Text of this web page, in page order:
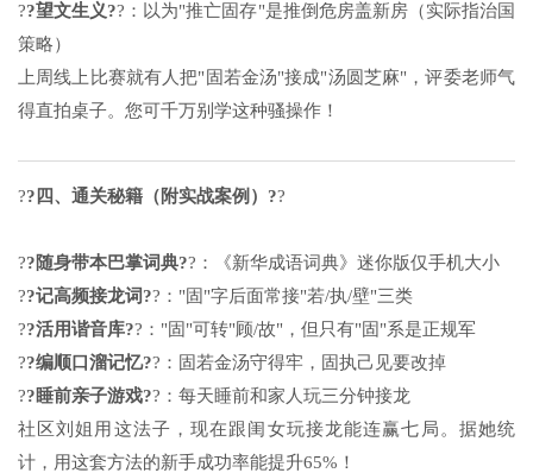
??望文生义??：以为"推亡固存"是推倒危房盖新房（实际指治国
策略）
上周线上比赛就有人把"固若金汤"接成"汤圆芝麻"，评委老师气
得直拍桌子。您可千万别学这种骚操作！
??四、通关秘籍（附实战案例）??
??随身带本巴掌词典??：《新华成语词典》迷你版仅手机大小
??记高频接龙词??："固"字后面常接"若/执/壁"三类
??活用谐音库??："固"可转"顾/故"，但只有"固"系是正规军
??编顺口溜记忆??：固若金汤守得牢，固执己见要改掉
??睡前亲子游戏??：每天睡前和家人玩三分钟接龙
社区刘姐用这法子，现在跟闺女玩接龙能连赢七局。据她统
计，用这套方法的新手成功率能提升65%！